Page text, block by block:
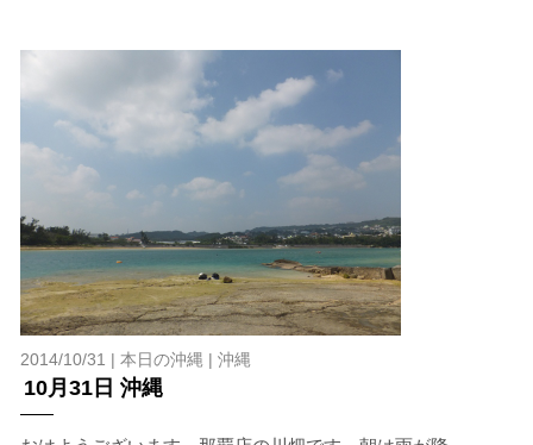
2014/10/31 | 本日の沖縄 | 沖縄
10月31日 沖縄